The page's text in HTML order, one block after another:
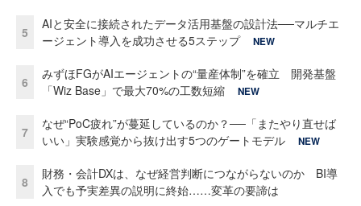
5
AIと安全に接続されたデータ活用基盤の設計法──マルチエ
ージェント導入を成功させる5ステップ
NEW
6
みずほFGがAIエージェントの“量産体制”を確立 開発基盤
「Wiz Base」で最大70%の工数短縮
NEW
7
なぜ“PoC疲れ”が蔓延しているのか？──「またやり直せば
いい」実験感覚から抜け出す5つのゲートモデル
NEW
8
財務・会計DXは、なぜ経営判断につながらないのか BI導
入でも予実差異の説明に終始……変革の要諦は